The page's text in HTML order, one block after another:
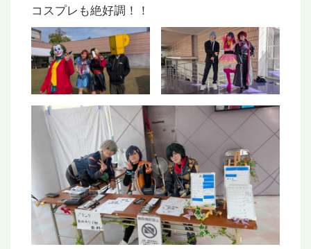
コスプレも絶好調！！